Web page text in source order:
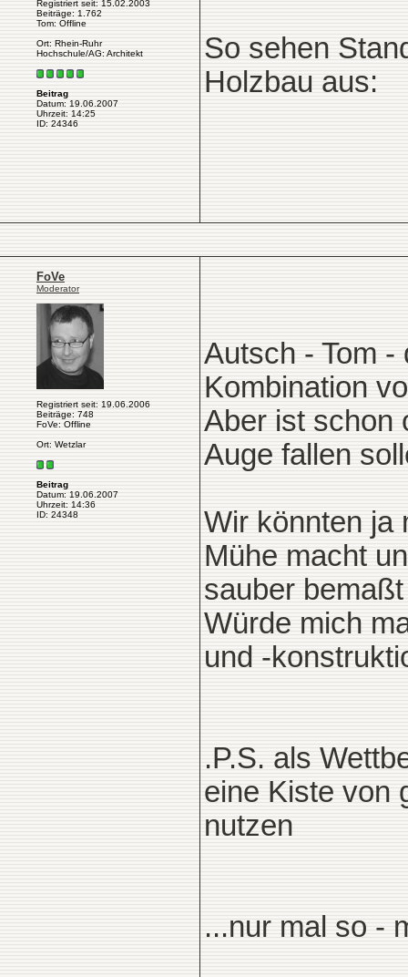
Registriert seit: 15.02.2003
Beiträge: 1.762
Tom: Offline
Ort: Rhein-Ruhr
Hochschule/AG: Architekt
Beitrag
Datum: 19.06.2007
Uhrzeit: 14:25
ID: 24346
So sehen
Holzbau aus:
FoVe
Moderator
Registriert seit: 19.06.2006
Beiträge: 748
FoVe: Offline
Ort: Wetzlar
Beitrag
Datum: 19.06.2007
Uhrzeit: 14:36
ID: 24348
Autsch - Tom
Kombination
Aber ist schon
Auge fallen
Wir könnten ja
Mühe macht
sauber
Würde mich
und -
.P.S. als
eine Kiste von
nutzen
...nur mal so -